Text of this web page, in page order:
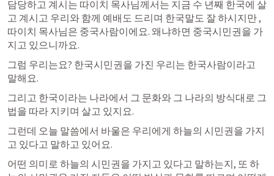
담당하고 계시는 따이치 목사님께서는 지금 수 년째 한국에 살
고 계시고 우리와 함께 예배도 드리며 한국말도 잘 하시지만 ,
따이치 목사님은 중국사람이에요. 왜냐하면 중국시민권을 가
지고 있으니까요.
그럼 우리는요? 한국시민권을 가진 우리는 한국사람이라고
말해요.
그리고 한국이라는 나라에서 그 문화와 그 나라의 방식대로 그
법을 따라 지키며 살고 있지요.
그런데 오늘 말씀에서 바울은 우리에게 하늘의 시민권을 가지
고 있다고 말하고 있어요.
어떤 의미로 하늘의 시민권을 가지고 있다고 말하는지, 또 하